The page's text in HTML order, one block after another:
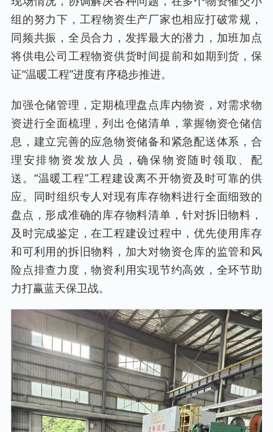
组的努力下，工程物资生产厂家也相应打破常规，
同频共振，全员合力，发挥最大的潜力，加班加点
将供电公司工程物资供货时间提前和如期到货，保
证“温暖工程”进度有序稳步推进。
加强仓储管理，定期梳理盘点库内物资，对需求物
资进行全面梳理，列出仓储清单，掌握物资仓储信
息，建立完善的应急物资储备和紧急配送体系，合
理安排物资发放人员，确保物资随时领取、配
送。“温暖工程”工程建设离不开物资及时可靠的供
应。同时组织专人对现有库存物料进行全面细致的
盘点，形成准确的库存物料清单，针对拆旧物料，
及时完成鉴定，在工程建设过程中，优先使用库存
和可利用的拆旧物料，加大对物资仓库的监管和风
险点排查力度，物资利用实现节约高效，全环节助
力打赢蓝天保卫战。